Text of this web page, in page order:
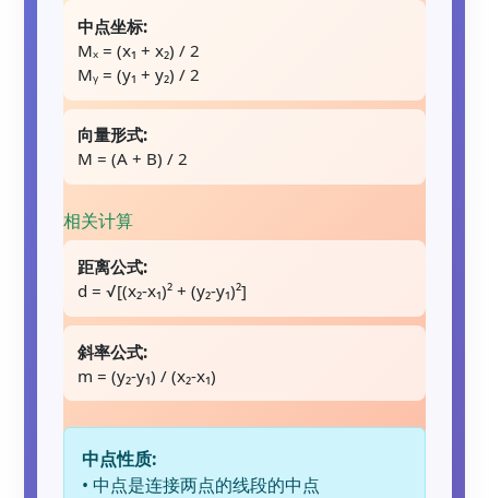
中点坐标:
Mₓ = (x₁ + x₂) / 2
Mᵧ = (y₁ + y₂) / 2
向量形式:
M = (A + B) / 2
相关计算
距离公式:
d = √[(x₂-x₁)² + (y₂-y₁)²]
斜率公式:
m = (y₂-y₁) / (x₂-x₁)
中点性质:
• 中点是连接两点的线段的中点